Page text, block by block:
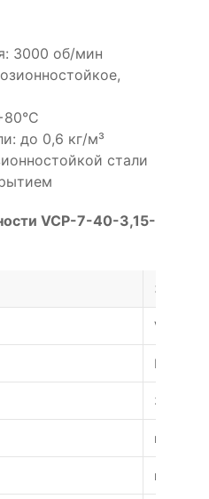
3000 об/мин
до 0,6 кг/м³
стали
VCP-7-40-3,15-
VCP-7-
№
3 кВт